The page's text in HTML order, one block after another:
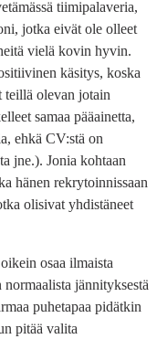
tiimipalaveria,
jotka eivät ole olleet
vielä kovin hyvin.
käsitys, koska
teillä olevan jotain
samaa pääainetta,
ehkä CV:stä on
jne.). Jonia kohtaan
hänen rekrytoinnissaan
olisivat yhdistäneet
osaa ilmaista
jännityksestä
puhetapaa pidätkin
pitää valita